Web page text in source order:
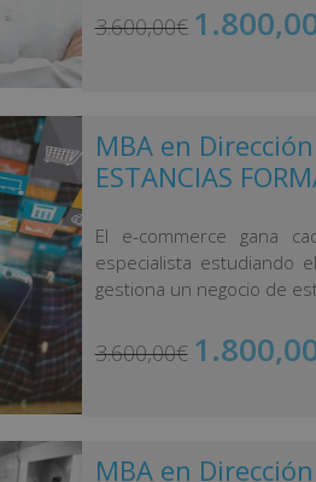
3.600,00€
MBA en
ESTANCIAS
El e-commerce gana
especialista estudiando
gestiona un negocio de
3.600,00€
MBA en